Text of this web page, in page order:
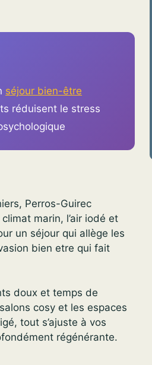
séjour bien-être
réduisent le stress
Perros-Guirec
marin, l’air iodé et
un séjour qui allège les
bien etre qui fait
doux et temps de
cosy et les espaces
tout s’ajuste à vos
régénérante.